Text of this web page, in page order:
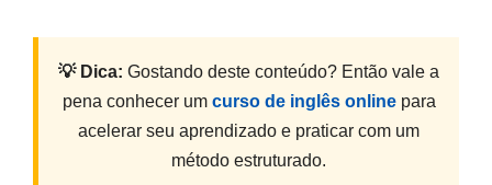
💡 Dica: Gostando deste conteúdo? Então vale a
pena conhecer um curso de inglês onlinepara
acelerar seu aprendizado e praticar com um
método estruturado.